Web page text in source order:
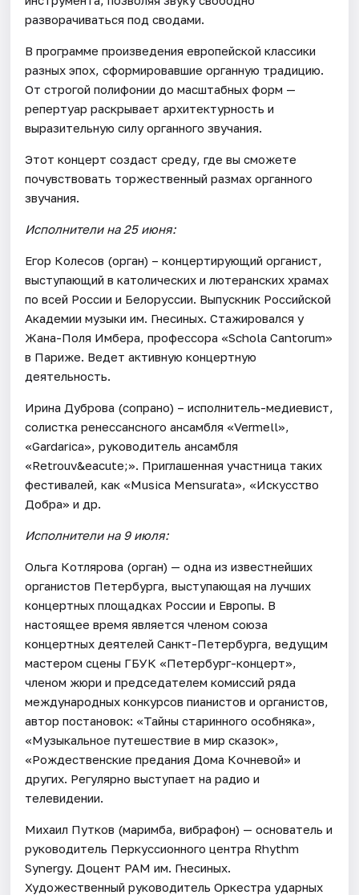
разворачиваться под сводами.
В программе произведения европейской классики
разных эпох, сформировавшие органную традицию.
От строгой полифонии до масштабных форм —
репертуар раскрывает архитектурность и
выразительную силу органного звучания.
Этот концерт создаст среду, где вы сможете
почувствовать торжественный размах органного
звучания.
Исполнители на 25 июня:
Егор Колесов (орган) – концертирующий органист,
выступающий в католических и лютеранских храмах
по всей России и Белоруссии. Выпускник Российской
Академии музыки им. Гнесиных. Стажировался у
Жана-Поля Имбера, профессора «Schola Cantorum»
в Париже. Ведет активную концертную
деятельность.
Ирина Дуброва (сопрано) – исполнитель-медиевист,
солистка ренессансного ансамбля «Vermell»,
«Gardarica», руководитель ансамбля
«Retrouv&eacute;». Приглашенная участница таких
фестивалей, как «Musica Mensurata», «Искусство
Добра» и др.
Исполнители на 9 июля:
Ольга Котлярова (орган) — одна из известнейших
органистов Петербурга, выступающая на лучших
концертных площадках России и Европы. В
настоящее время является членом союза
концертных деятелей Санкт-Петербурга, ведущим
мастером сцены ГБУК «Петербург-концерт»,
членом жюри и председателем комиссий ряда
международных конкурсов пианистов и органистов,
автор постановок: «Тайны старинного особняка»,
«Музыкальное путешествие в мир сказок»,
«Рождественские предания Дома Кочневой» и
других. Регулярно выступает на радио и
телевидении.
Михаил Путков (маримба, вибрафон) — основатель и
руководитель Перкуссионного центра Rhythm
Synergy. Доцент РАМ им. Гнесиных.
Художественный руководитель Оркестра ударных